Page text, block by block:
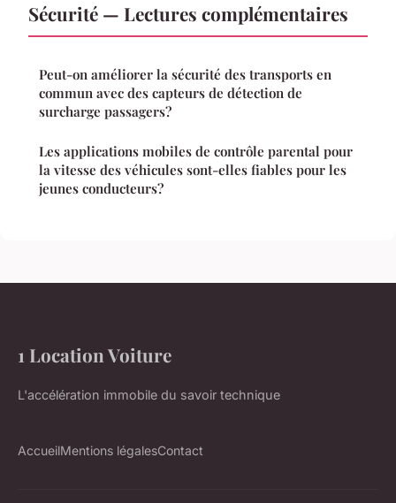
Sécurité — Lectures complémentaires
Peut-on améliorer la sécurité des transports en
commun avec des capteurs de détection de
surcharge passagers?
Les applications mobiles de contrôle parental pour
la vitesse des véhicules sont-elles fiables pour les
jeunes conducteurs?
1 Location Voiture
L'accélération immobile du savoir technique
AccueilMentions légalesContact